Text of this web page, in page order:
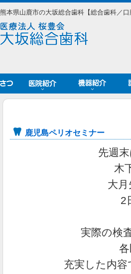
熊本県山鹿市の大坂総合歯科【総合歯科／
鹿児島ペリオセミナー
先週
木
大
2
実際の検
充実した内